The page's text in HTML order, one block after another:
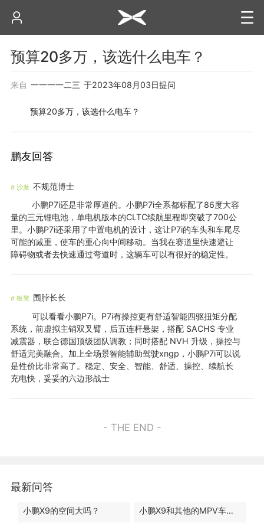
预算20多万，该选什么电车？
来自 一一一一二三 于2023年08月03日提问
预算20多万，该选什么电车？
鹏友回答
# 沙发 不规范博士
小鹏P7i还是非常厚道的。小鹏P7i全系都标配了86度大容
量的三元锂电池，单电机版本的CLTC续航里程即突破了700公
里。小鹏P7i还采用了中置电机的设计，这让P7i的车头和车尾尽
可能的减重，使车的重心向中间移动。当我在赛道里快速避让
障碍物或者去快速通过弯道时，这辆车可以有很好的稳定性。
# 板凳 围脖长长
可以看看小鹏P7i。P7i有操控更有舒适智能四驱扭矩分配
系统，前虚拟主销双叉臂，后五连杆悬架，搭配 SACHS 专业
减震器，联合德国顶级团队调教；同时搭配 NVH 升级，操控与
舒适完美融合。加上全场景智能辅助驾驶xngp，小鹏P7i可以说
是性价比非常高了。稳定、安全、智能、舒适、操控、续航长
充电快，妥妥的六边形战士
- THE END -
最新问答
小鹏X9的空间大吗？ 小鹏X9和其他的MPV车型有什么区别？